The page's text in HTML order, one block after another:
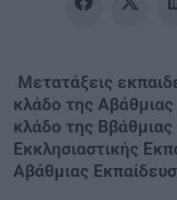
Μετατάξεις
κλάδο της
κλάδο της Ββάθμιας
Εκκλησιαστικής
Αβάθμιας